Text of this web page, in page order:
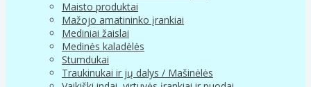
Maisto produktai
Mažojo amatininko įrankiai
Mediniai žaislai
Medinės kaladėlės
Stumdukai
Traukinukai ir jų dalys / Mašinėlės